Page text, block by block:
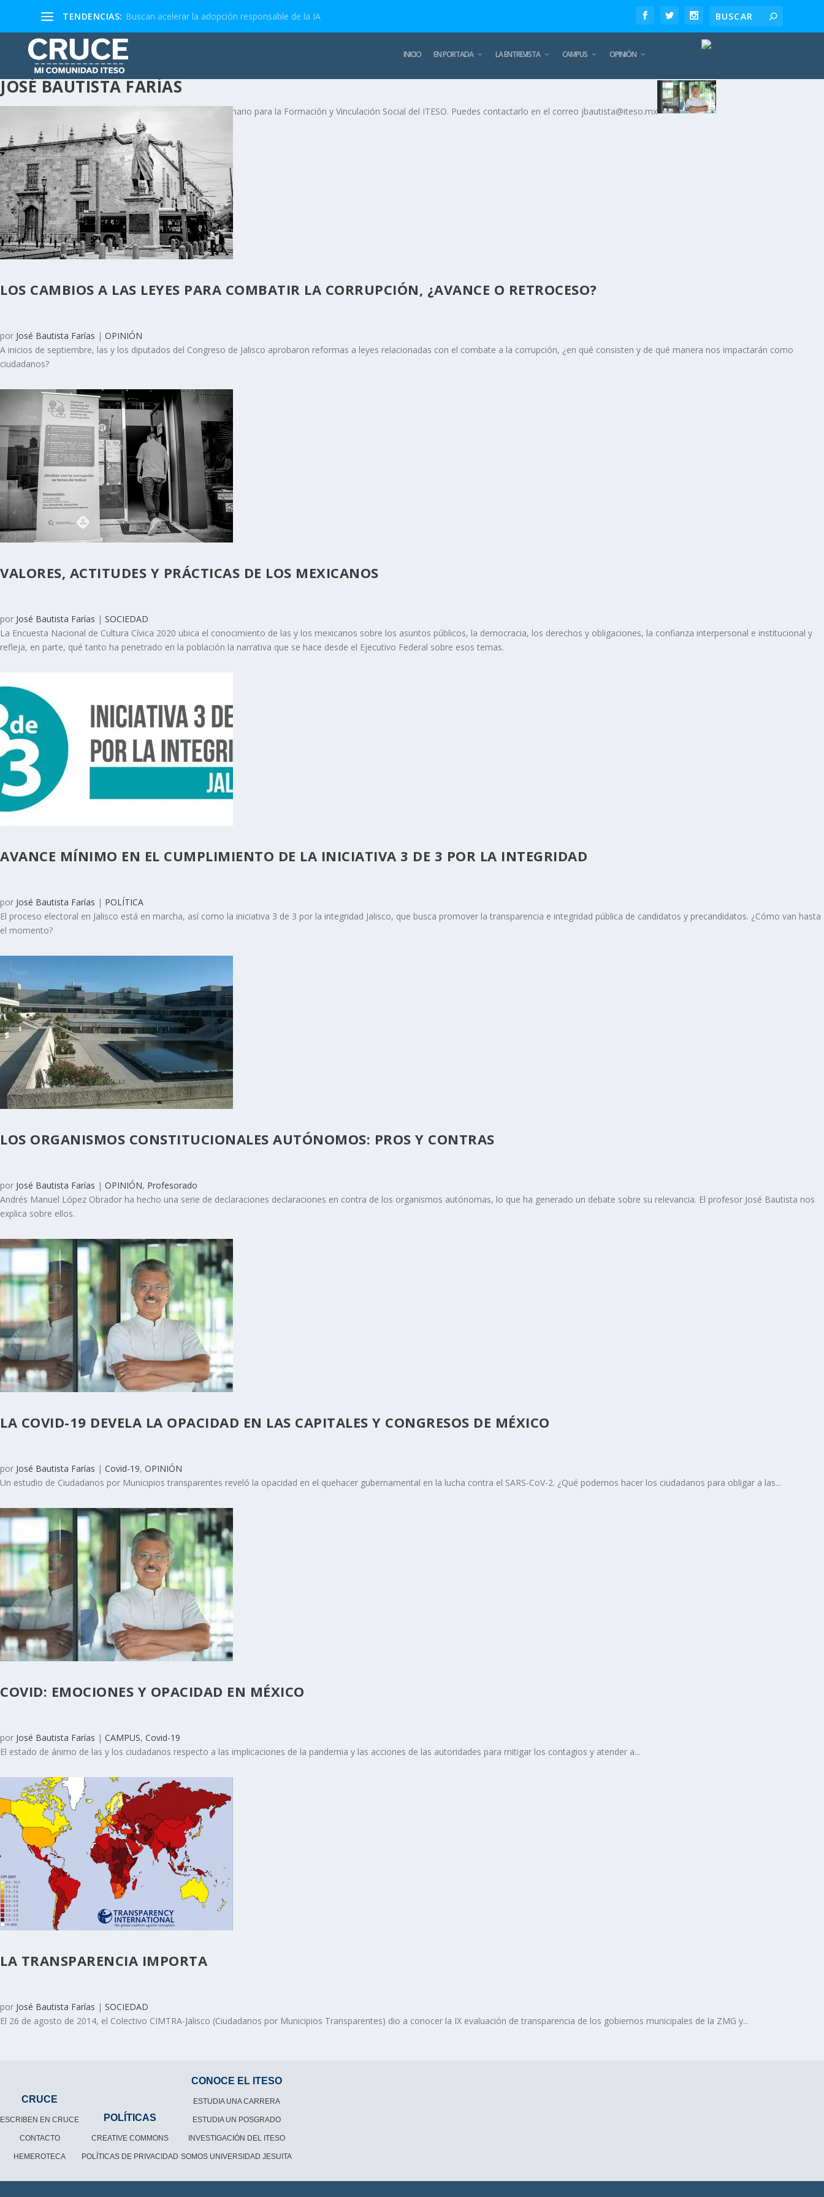
TENDENCIAS: Buscan acelerar la adopción responsable de la IA
INICIO EN PORTADA LA ENTREVISTA CAMPUS OPINIÓN
JOSÉ BAUTISTA FARÍAS
José Bautista Farías es investigador del Centro Interdisciplinario para la Formación y Vinculación Social del ITESO. Puedes contactarlo en el correo jbautista@iteso.mx
LOS CAMBIOS A LAS LEYES PARA COMBATIR LA CORRUPCIÓN, ¿AVANCE O RETROCESO?
por José Bautista Farías | OPINIÓN
A inicios de septiembre, las y los diputados del Congreso de Jalisco aprobaron reformas a leyes relacionadas con el combate a la corrupción, ¿en qué consisten y de qué manera nos impactarán como
ciudadanos?
VALORES, ACTITUDES Y PRÁCTICAS DE LOS MEXICANOS
por José Bautista Farías | SOCIEDAD
La Encuesta Nacional de Cultura Cívica 2020 ubica el conocimiento de las y los mexicanos sobre los asuntos públicos, la democracia, los derechos y obligaciones, la confianza interpersonal e institucional y
refleja, en parte, qué tanto ha penetrado en la población la narrativa que se hace desde el Ejecutivo Federal sobre esos temas.
AVANCE MÍNIMO EN EL CUMPLIMIENTO DE LA INICIATIVA 3 DE 3 POR LA INTEGRIDAD
por José Bautista Farías | POLÍTICA
El proceso electoral en Jalisco está en marcha, así como la iniciativa 3 de 3 por la integridad Jalisco, que busca promover la transparencia e integridad pública de candidatos y precandidatos. ¿Cómo van hasta
el momento?
LOS ORGANISMOS CONSTITUCIONALES AUTÓNOMOS: PROS Y CONTRAS
por José Bautista Farías | OPINIÓN, Profesorado
Andrés Manuel López Obrador ha hecho una serie de declaraciones declaraciones en contra de los organismos autónomas, lo que ha generado un debate sobre su relevancia. El profesor José Bautista nos
explica sobre ellos.
LA COVID-19 DEVELA LA OPACIDAD EN LAS CAPITALES Y CONGRESOS DE MÉXICO
por José Bautista Farías | Covid-19, OPINIÓN
Un estudio de Ciudadanos por Municipios transparentes reveló la opacidad en el quehacer gubernamental en la lucha contra el SARS-CoV-2. ¿Qué podemos hacer los ciudadanos para obligar a las...
COVID: EMOCIONES Y OPACIDAD EN MÉXICO
por José Bautista Farías | CAMPUS, Covid-19
El estado de ánimo de las y los ciudadanos respecto a las implicaciones de la pandemia y las acciones de las autoridades para mitigar los contagios y atender a...
LA TRANSPARENCIA IMPORTA
por José Bautista Farías | SOCIEDAD
El 26 de agosto de 2014, el Colectivo CIMTRA-Jalisco (Ciudadanos por Municipios Transparentes) dio a conocer la IX evaluación de transparencia de los gobiernos municipales de la ZMG y...
CRUCE
ESCRIBEN EN CRUCE
CONTACTO
HEMEROTECA
POLÍTICAS
CREATIVE COMMONS
POLÍTICAS DE PRIVACIDAD
CONOCE EL ITESO
ESTUDIA UNA CARRERA
ESTUDIA UN POSGRADO
INVESTIGACIÓN DEL ITESO
SOMOS UNIVERSIDAD JESUITA